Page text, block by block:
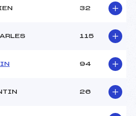
32
115
94
26